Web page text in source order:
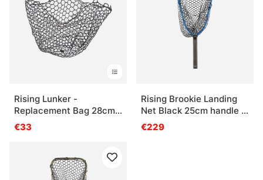
Rising Lunker -
Replacement Bag 28cm
deep
€33
Rising Brookie Landing
Net Black 25cm handle -
Cobalt
€229